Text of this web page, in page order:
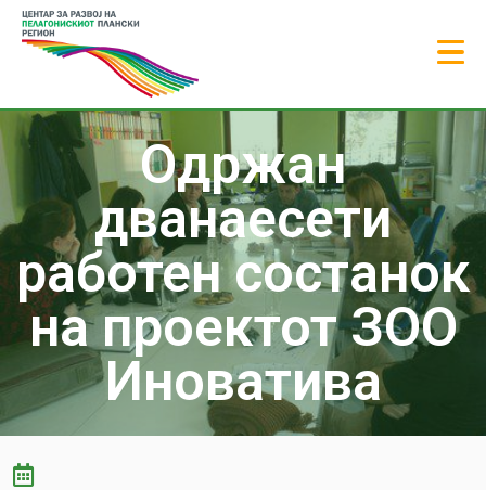
Одржан
дванаесети
работен состанок
на проектот ЗОО
Иноватива